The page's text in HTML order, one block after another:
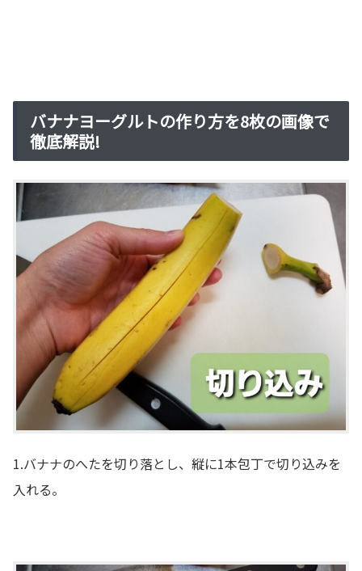
バナナヨーグルトの作り方を8枚の画像で
徹底解説!
1.バナナのへたを切り落とし、縦に1本包丁で切り込みを
入れる。